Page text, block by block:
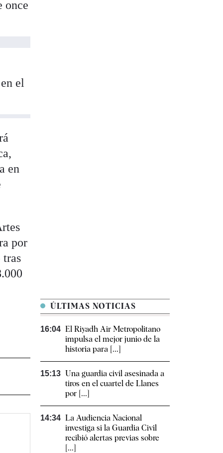
once
el
en
por
tras
ÚLTIMAS NOTICIAS
16:04 El Riyadh Air Metropolitano
impulsa el mejor junio de la
historia para [...]
15:13 Una guardia civil asesinada a
tiros en el cuartel de Llanes
por [...]
14:34 La Audiencia Nacional
investiga si la Guardia Civil
recibió alertas previas sobre
[...]